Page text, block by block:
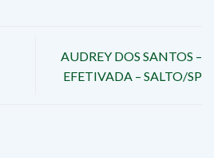
AUDREY DOS SANTOS –
EFETIVADA – SALTO/SP